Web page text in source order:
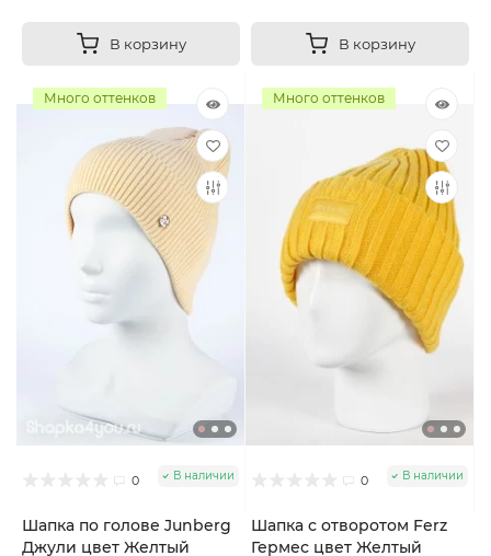
В корзину В корзину
Много оттенков
0 В наличии
Шапка по голове Junberg
Джули цвет Желтый
Много оттенков
0 В наличии
Шапка с отворотом Ferz
Гермес цвет Желтый